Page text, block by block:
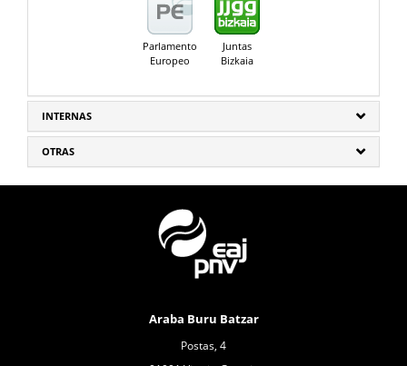
Parlamento
Europeo
Juntas
Bizkaia
INTERNAS
OTRAS
Araba Buru Batzar
Postas, 4